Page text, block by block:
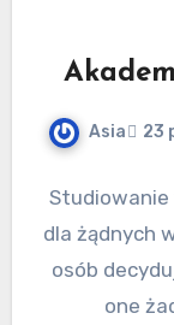
Asia 23
Studiowanie
dla żądnych
osób
one